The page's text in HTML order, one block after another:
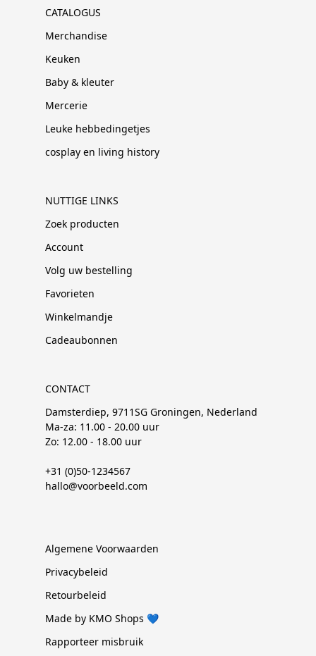
CATALOGUS
Merchandise
Keuken
Baby & kleuter
Mercerie
Leuke hebbedingetjes
cosplay en living history
NUTTIGE LINKS
Zoek producten
Account
Volg uw bestelling
Favorieten
Winkelmandje
Cadeaubonnen
CONTACT
Damsterdiep, 9711SG Groningen, Nederland
Ma-za: 11.00 - 20.00 uur
Zo: 12.00 - 18.00 uur
+31 (0)50-1234567
hallo@voorbeeld.com
Algemene Voorwaarden
Privacybeleid
Retourbeleid
Made by KMO Shops 💙
Rapporteer misbruik